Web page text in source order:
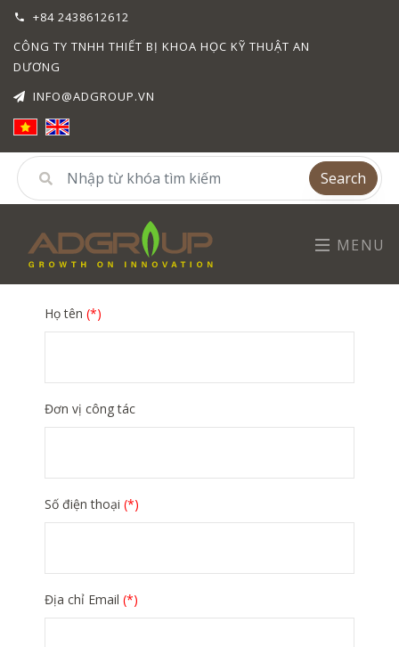
+84 2438612612
CÔNG TY TNHH THIẾT BỊ KHOA HỌC KỸ THUẬT AN
DƯƠNG
INFO@ADGROUP.VN
Search
MENU
Họ tên (*)
Đơn vị công tác
Số điện thoại (*)
Địa chỉ Email (*)